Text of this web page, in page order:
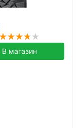
В магазин